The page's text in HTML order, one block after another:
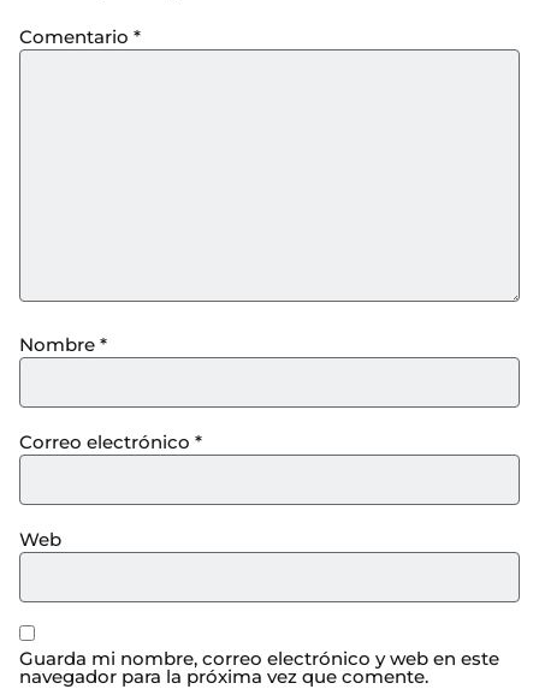
Comentario *
Nombre *
Correo electrónico *
Web
Guarda mi nombre, correo electrónico y web en este
navegador para la próxima vez que comente.